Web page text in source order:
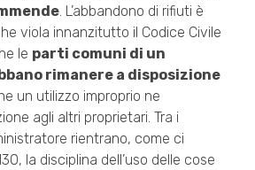
. L’abbandono di rifiuti è
viola innanzitutto il Codice Civile
le parti comuni di un
rimanere a disposizione
un utilizzo improprio ne
agli altri proprietari. Tra i
rientrano, come ci
la disciplina dell’uso delle cose